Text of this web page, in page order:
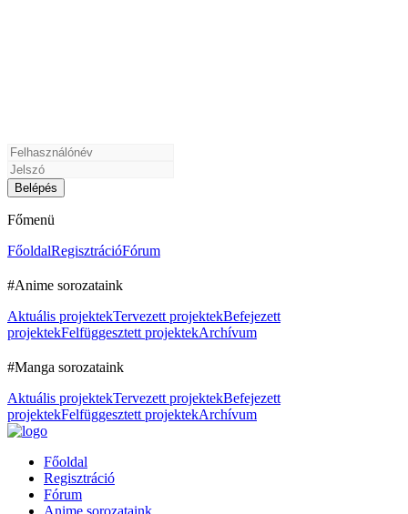
Főmenü
FőoldalRegisztrációFórum
#Anime sorozataink
Aktuális projektekTervezett projektekBefejezett
projektekFelfüggesztett projektekArchívum
#Manga sorozataink
Aktuális projektekTervezett projektekBefejezett
projektekFelfüggesztett projektekArchívum
Főoldal
Regisztráció
Fórum
Anime sorozataink